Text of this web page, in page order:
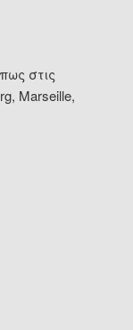
στις
Marseille,